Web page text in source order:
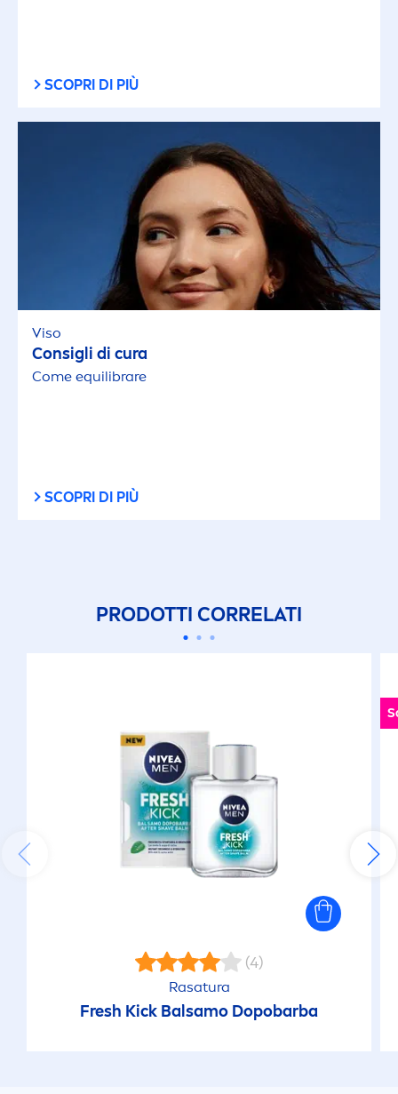
SCOPRI DI PIÙ
Viso
Consigli di cura
Come equilibrare
SCOPRI DI PIÙ
PRODOTTI CORRELATI
(4)
Rasatura
Fresh Kick Balsamo Dopobarba